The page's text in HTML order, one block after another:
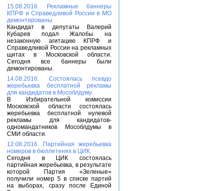
15.08.2016. Рекламные баннеры
КПРФ и Справедливой России в МО
демонтированы.
Кандидат в депутаты Валерий
Кубарев подал Жалобы на
незаконную агитацию КПРФ и
Справедливой России на рекламных
щитах в Московской области.
Сегодня все баннеры были
демонтированы.
14.08.2016. Состоялась псевдо
жеребьевка бесплатной рекламы
для кандидатов в Мособлдуму.
В Избирательной комиссии
Московской области состоялась
жеребьевка бесплатной нулевой
рекламы для кандидатов-
одномандатников Мособлдумы в
СМИ области.
12.08.2016. Партийная жеребьевка
номеров в бюллетенях в ЦИК.
Сегодня в ЦИК состоялась
партийная жеребьевка, в результате
которой Партия «Зеленые»
получили номер 5 в списке партий
на выборах, сразу после Единой